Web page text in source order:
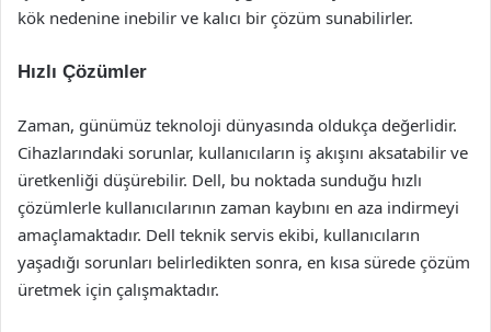
kök nedenine inebilir ve kalıcı bir çözüm sunabilirler.
Hızlı Çözümler
Zaman, günümüz teknoloji dünyasında oldukça değerlidir.
Cihazlarındaki sorunlar, kullanıcıların iş akışını aksatabilir ve
üretkenliği düşürebilir. Dell, bu noktada sunduğu hızlı
çözümlerle kullanıcılarının zaman kaybını en aza indirmeyi
amaçlamaktadır. Dell teknik servis ekibi, kullanıcıların
yaşadığı sorunları belirledikten sonra, en kısa sürede çözüm
üretmek için çalışmaktadır.